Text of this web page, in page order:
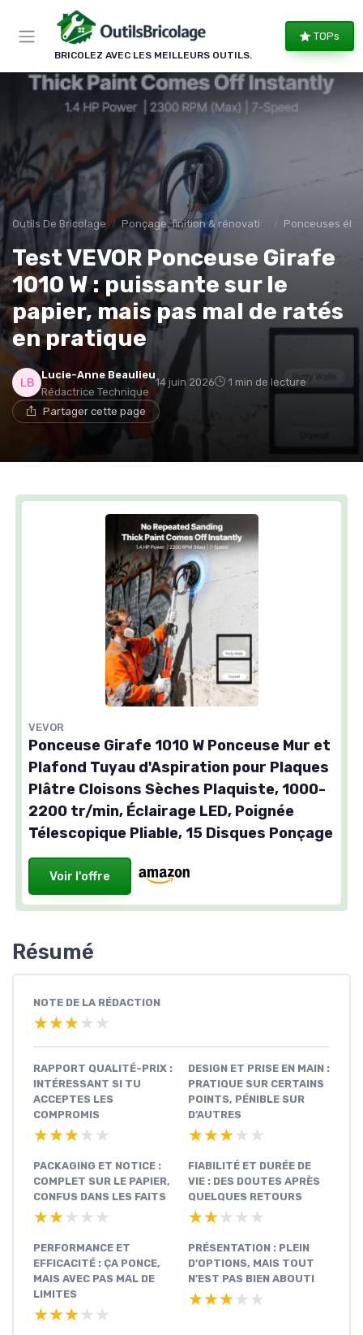
BRICOLEZ AVEC LES MEILLEURS OUTILS.
TOPs
Outils De Bricolage Ponçage, finition & rénovation Ponceuses
Test VEVOR Ponceuse Girafe
1010 W : puissante sur le
papier, mais pas mal de ratés
en pratique
Lucie-Anne Beaulieu
Rédactrice Technique
14 juin 2026 1 min de lecture
Partager cette page
VEVOR
Ponceuse Girafe 1010 W Ponceuse Mur et
Plafond Tuyau d'Aspiration pour Plaques
Plâtre Cloisons Sèches Plaquiste, 1000-
2200 tr/min, Éclairage LED, Poignée
Télescopique Pliable, 15 Disques Ponçage
Voir l'offre
Résumé
NOTE DE LA RÉDACTION
★★★★★
★★★★★
RAPPORT QUALITÉ-PRIX :
INTÉRESSANT SI TU
ACCEPTES LES
COMPROMIS
★★★★★
★★★★★
DESIGN ET PRISE EN MAIN :
PRATIQUE SUR CERTAINS
POINTS, PÉNIBLE SUR
D’AUTRES
★★★★★
★★★★★
PACKAGING ET NOTICE :
COMPLET SUR LE PAPIER,
CONFUS DANS LES FAITS
★★★★★
★★★★★
FIABILITÉ ET DURÉE DE
VIE : DES DOUTES APRÈS
QUELQUES RETOURS
★★★★★
★★★★★
PERFORMANCE ET
EFFICACITÉ : ÇA PONCE,
MAIS AVEC PAS MAL DE
LIMITES
★★★★★
★★★★★
PRÉSENTATION : PLEIN
D’OPTIONS, MAIS TOUT
N’EST PAS BIEN ABOUTI
★★★★★
★★★★★
Panneau de gestion des cookies